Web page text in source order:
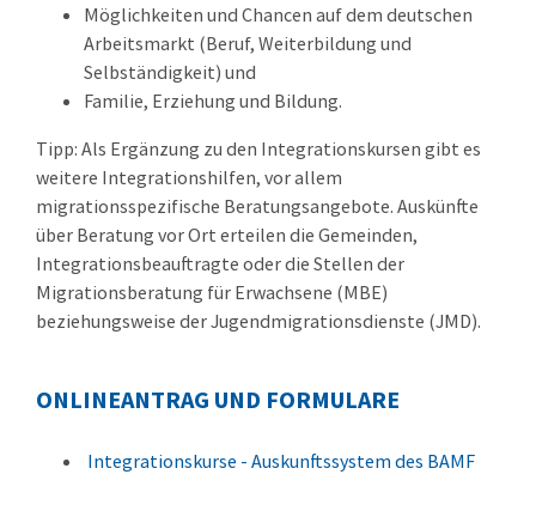
Möglichkeiten und Chancen auf dem deutschen
Arbeitsmarkt (Beruf, Weiterbildung und
Selbständigkeit) und
Familie, Erziehung und Bildung.
Tipp: Als Ergänzung zu den Integrationskursen gibt es
weitere Integrationshilfen, vor allem
migrationsspezifische Beratungsangebote. Auskünfte
über Beratung vor Ort erteilen die Gemeinden,
Integrationsbeauftragte oder die Stellen der
Migrationsberatung für Erwachsene (MBE)
beziehungsweise der Jugendmigrationsdienste (JMD).
ONLINEANTRAG UND FORMULARE
Integrationskurse - Auskunftssystem des BAMF